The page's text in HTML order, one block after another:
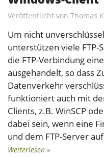
Veröffentlicht von Thomas
Um nicht
unterstützen viele FTP-
die FTP-Verbindung
ausgehandelt, so dass
Datenverkehr
funktioniert auch mit
Clients, z.B. WinSCP
dabei sein, wenn eine
und dem FTP-Server
Weiterlesen »